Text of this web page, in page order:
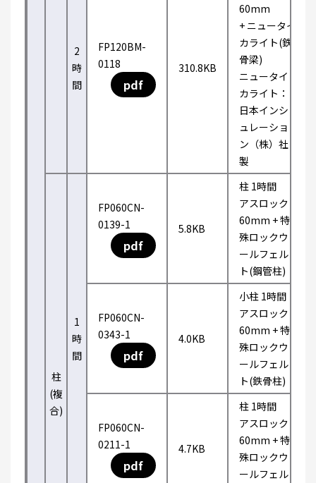
2
時
間
FP120BM-
0118
pdf
310.8KB
60mm
+ ニュータイ
カライト(鉄
骨梁)
ニュータイ
カライト：
日本インシ
ュレーショ
ン（株）社
製
柱
(複
合)
1
時
間
FP060CN-
0139-1
pdf
5.8KB
柱 1時間
アスロック
60mm + 特
殊ロックウ
ールフェル
ト(鋼管柱)
FP060CN-
0343-1
pdf
4.0KB
小柱 1時間
アスロック
60mm + 特
殊ロックウ
ールフェル
ト(鉄骨柱)
FP060CN-
0211-1
pdf
4.7KB
柱 1時間
アスロック
60mm + 特
殊ロックウ
ールフェル